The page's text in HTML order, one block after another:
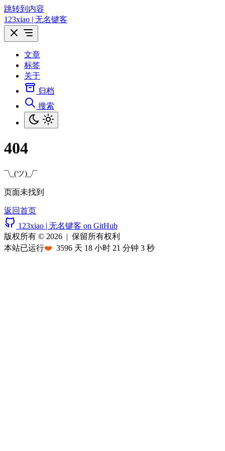
跳转到内容
123xiao | 无名键客
文章
标签
关于
归档
搜索
404
¯\_(ツ)_/¯
页面未找到
返回首页
123xiao | 无名键客 on GitHub
版权所有 © 2026 | 保留所有权利
本站已运行❤️ 3596 天 18 小时 21 分钟 3 秒